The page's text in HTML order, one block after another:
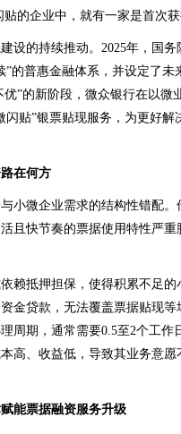
的企业中，就有一家是首次获
设的持续推动。2025年，国
的普惠金融体系，并设定了
”的新阶段，微众银行在以
贴”银票贴现服务，为更好
在何方
小微企业需求的结构性错配
且快节奏的票据使用特性严
赖抵押担保，使得积累不足
金贷款，无法覆盖票据贴现
周期，通常需要0.5至2个工作
高、收益低，导致其业务意
能票据融资服务升级